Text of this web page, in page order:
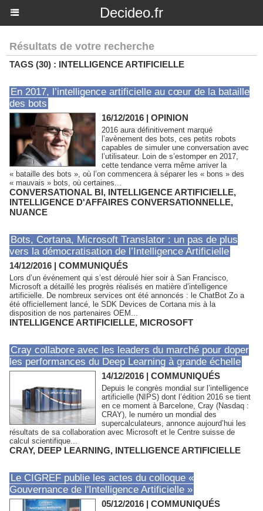
Decideo.fr
Résultats de votre recherche
TAGS (30) : INTELLIGENCE ARTIFICIELLE
En 2017, l’intelligence artificielle au cœur de la bataille
des bots
16/12/2016 | OPINION
2016 aura définitivement marqué
l’avènement des bots, ces petits robots
capables de simuler une conversation avec
l’utilisateur. Loin de s’estomper en 2017,
cette tendance verra même arriver la
« bataille des bots », où l’on commencera à séparer les « bons » des
« mauvais » bots, où certaines...
CONVERSATIONAL BI, INTELLIGENCE ARTIFICIELLE,
INTELLIGENCE D'AFFAIRES CONVERSATIONNELLE,
NUANCE
Bots, Cortana, Microsoft Translator : un pas de plus
vers la démocratisation de l’Intelligence Artificielle
14/12/2016 | COMMUNIQUÉS
Lors d’un événement qui s’est déroulé hier soir à San Francisco,
Microsoft a détaillé les progrès réalisés en matière d’intelligence
artificielle. De nombreux services ont été annoncés : le ChatBot Zo a
été officiellement lancé, le SDK Devices de Cortana mis à la
disposition de nos partenaires OEM...
INTELLIGENCE ARTIFICIELLE, MICROSOFT
Cray collabore avec les leaders du marché pour doper
les performances du Deep Learning à grande échelle
14/12/2016 | COMMUNIQUÉS
Depuis le congrès mondial sur l’intelligence
artificielle (NIPS) dont l’édition 2016 se tient
en ce moment à Barcelone, Cray (Nasdaq :
CRAY), le numéro un mondial des
supercalculateurs, annonce aujourd’hui les
résultats de sa collaboration avec Microsoft et le Centre suisse de
calcul scientifique...
CRAY, DEEP LEARNING, INTELLIGENCE ARTIFICIELLE
Le CIGREF publie les actes du colloque «
Gouvernance de l'Intelligence Artificielle »
05/12/2016 | COMMUNIQUÉS